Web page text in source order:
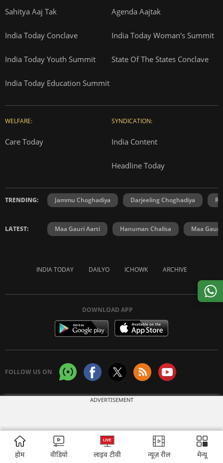
Sahitya Aaj Tak Agenda Aajtak
India Today Conclave India Today Woman's Summit
India Today Youth Summit State Of The States Conclave
India Today Education Summit
WELFARE:
Care Today
SYNDICATION:
India Content
Headline Today
TRENDING: Jammu Choghadiya Darjeeling Choghadiya
LATEST: Maa Gauri Aarti Hanuman Chalisa Maa Gauri
INDIA TODAY DAILYO ICHOWK ARCHIVE
DOWNLOAD APP
FOLLOW US ON
ADVERTISEMENT
होम वीडियो लाइव टीवी न्यूज़ रील मेन्यू